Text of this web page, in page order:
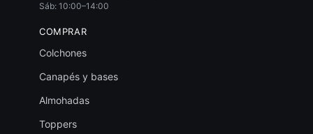
Sáb: 10:00–14:00
COMPRAR
Colchones
Canapés y bases
Almohadas
Toppers